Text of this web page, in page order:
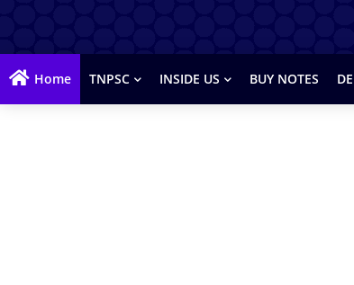
Home TNPSC INSIDE US BUY NOTES